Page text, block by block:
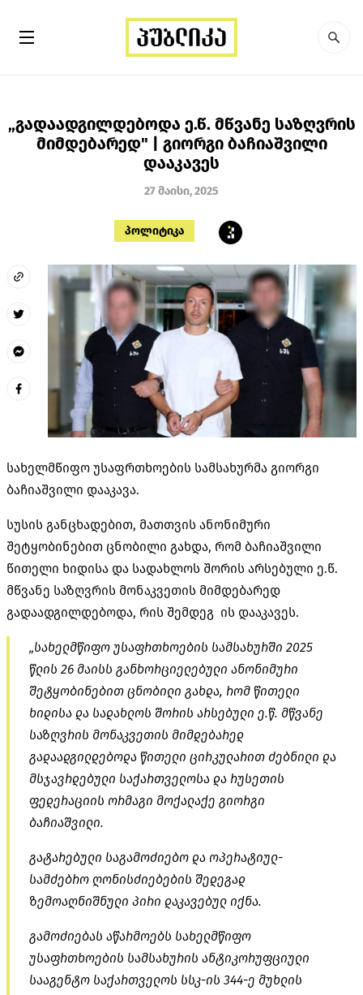
„გადაადგილდებოდა ე.წ. მწვანე საზღვრის
მიმდებარედ" | გიორგი ბაჩიაშვილი
დააკავეს
27 მაისი, 2025
პოლიტიკა
სახელმწიფო უსაფრთხოების სამსახურმა გიორგი
ბაჩიაშვილი დააკავა.
სუსის განცხადებით, მათთვის ანონიმური
შეტყობინებით ცნობილი გახდა, რომ ბაჩიაშვილი
წითელი ხიდისა და სადახლოს შორის არსებული ე.წ.
მწვანე საზღვრის მონაკვეთის მიმდებარედ
გადაადგილდებოდა, რის შემდეგ ის დააკავეს.
„სახელმწიფო უსაფრთხოების სამსახურში 2025
წლის 26 მაისს განხორციელებული ანონიმური
შეტყობინებით ცნობილი გახდა, რომ წითელი
ხიდისა და სადახლოს შორის არსებული ე.წ. მწვანე
საზღვრის მონაკვეთის მიმდებარედ
გადაადგილდებოდა წითელი ცირკულარით ძებნილი და
მსჯავრდებული საქართველოსა და რუსეთის
ფედერაციის ორმაგი მოქალაქე გიორგი
ბაჩიაშვილი.
გატარებული საგამოძიებო და ოპერატიულ-
სამძებრო ღონისძიებების შედეგად
ზემოაღნიშნული პირი დაკავებულ იქნა.
გამოძიებას აწარმოებს სახელმწიფო
უსაფრთხოების სამსახურის ანტიკორუფციული
სააგენტო საქართველოს სსკ-ის 344-ე მუხლის